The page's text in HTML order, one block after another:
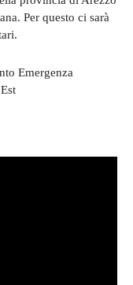
Per questo ci sarà
Emergenza